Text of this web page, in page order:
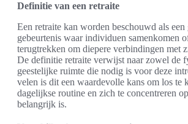
Definitie van een retraite
Een retraite kan worden beschouwd als een
gebeurtenis waar individuen samenkomen
terugtrekken om diepere verbindingen met
De definitie retraite verwijst naar zowel de
geestelijke ruimte die nodig is voor deze
velen is dit een waardevolle kans om los te
dagelijkse routine en zich te concentreren
belangrijk is.